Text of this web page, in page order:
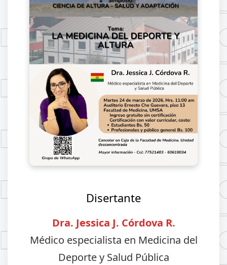
Disertante
Dra. Jessica J. Córdova R.
Médico especialista en Medicina del
Deporte y Salud Pública